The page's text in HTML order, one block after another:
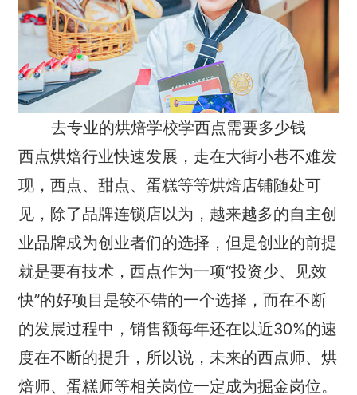
去专业的烘焙学校学西点需要多少钱
西点烘焙行业快速发展，走在大街小巷不难发
现，西点、甜点、蛋糕等等烘焙店铺随处可
见，除了品牌连锁店以为，越来越多的自主创
业品牌成为创业者们的选择，但是创业的前提
就是要有技术，西点作为一项“投资少、见效
快”的好项目是较不错的一个选择，而在不断
的发展过程中，销售额每年还在以近30%的速
度在不断的提升，所以说，未来的西点师、烘
焙师、蛋糕师等相关岗位一定成为掘金岗位。